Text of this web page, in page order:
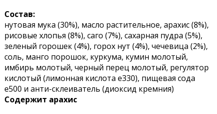
Состав:
нутовая мука (30%), масло растительное, арахис (8%),
рисовые хлопья (8%), саго (7%), сахарная пудра (5%),
зеленый горошек (4%), горох нут (4%), чечевица (2%),
соль, манго порошок, куркума, кумин молотый,
имбирь молотый, черный перец молотый, регулятор
кислотый (лимонная кислота е330), пищевая сода
е500 и анти-склеиватель (диоксид кремния)
Содержит арахис